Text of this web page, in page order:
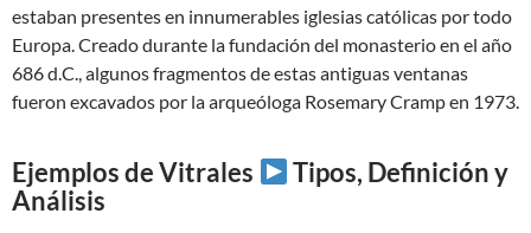
estaban presentes en innumerables iglesias católicas por todo
Europa. Creado durante la fundación del monasterio en el año
686 d.C., algunos fragmentos de estas antiguas ventanas
fueron excavados por la arqueóloga Rosemary Cramp en 1973.
Ejemplos de Vitrales
Tipos, Definición y
Análisis